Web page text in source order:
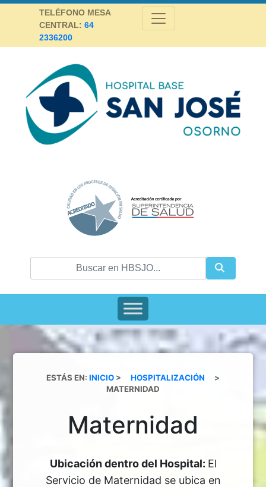
Skip
TELÉFONO MESA
CENTRAL: 64
2336200
ESTÁS EN: INICIO > HOSPITALIZACIÓN
>
MATERNIDAD
Maternidad
Ubicación dentro del Hospital: El
Servicio de Maternidad se ubica en